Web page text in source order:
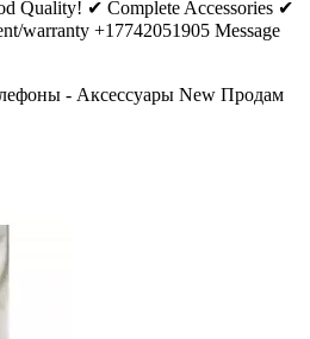
Quality! ✔ Complete Accessories ✔
warranty +17742051905 Message
- Аксессуары New Продам